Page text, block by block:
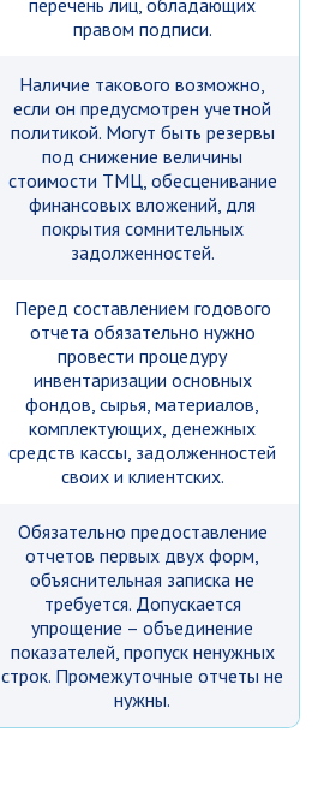
перечень лиц, обладающих
правом подписи.
Наличие такового возможно,
если он предусмотрен учетной
политикой. Могут быть резервы
под снижение величины
стоимости ТМЦ, обесценивание
финансовых вложений, для
покрытия сомнительных
задолженностей.
Перед составлением годового
отчета обязательно нужно
провести процедуру
инвентаризации основных
фондов, сырья, материалов,
комплектующих, денежных
средств кассы, задолженностей
своих и клиентских.
Обязательно предоставление
отчетов первых двух форм,
объяснительная записка не
требуется. Допускается
упрощение – объединение
показателей, пропуск ненужных
строк. Промежуточные отчеты не
нужны.